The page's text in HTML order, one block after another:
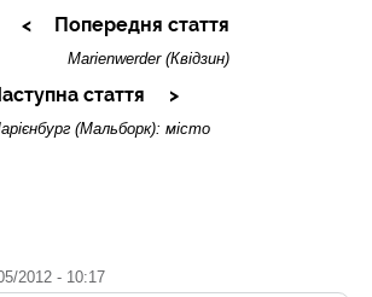
Попередня стаття
Marienwerder (Квідзин)
стаття
(Мальборк): місто
2012 - 10:17